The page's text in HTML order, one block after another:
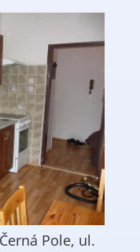
Pole, ul.